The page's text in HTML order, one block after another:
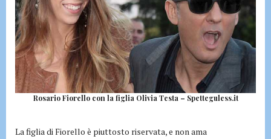
Rosario Fiorello con la figlia Olivia Testa – Spetteguless.it
La figlia di Fiorello è piuttosto riservata, e non ama